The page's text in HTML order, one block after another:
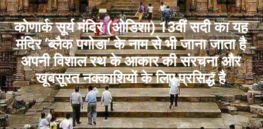
कोणार्क सूर्य मंदिर (ओडिशा) 13वीं सदी का यह
मंदिर ‘ब्लैक पगोडा’ के नाम से भी जाना जाता है
अपनी विशाल रथ के आकार की संरचना और
खूबसूरत नक्काशियों के लिए प्रसिद्ध है